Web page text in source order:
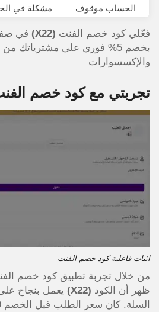
الحساب موقوف
مشكلة في
فعّلي كود خصم الفنت (X22)
في
بخصم 5% فوري على مشترياتك
والإكسسوارات
تجربتي مع كود خصم
اثبات فاعلية كود خصم الفنت
من خلال تجربة تطبيق كود خصم
ظهر أن الكود (X22)
يعمل بنجاح